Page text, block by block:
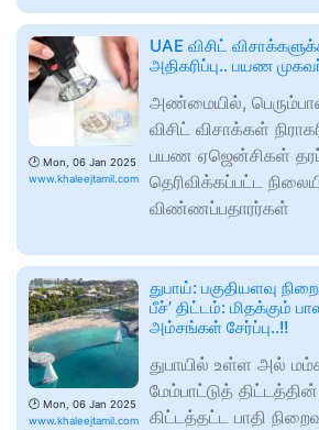
🕑 Mon, 06 Jan 2025
www.khaleejtamil.com
UAE விசிட்
அதிகரிப்பு.. பயண
அண்மையில்,
விசிட் விசாக்கள்
பயண ஏஜென்சிகள்
தெரிவிக்கப்பட்ட
விண்ணப்பதாரர்கள்
🕑 Mon, 06 Jan 2025
www.khaleejtamil.com
துபாய்: பகுதியளவு
பீச்’ திட்டம்: மிதக்கும்
அம்சங்கள் சேர்ப்பு..!!
துபாயில் உள்ள அல்
மேம்பாட்டுத்
கிட்டத்தட்ட பாதி